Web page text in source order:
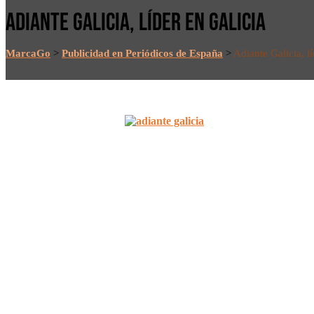
ADIANTE GALICIA, LÍDER EN GALICIA
MarcaGo > Publicidad en Periódicos de España > Adiante Galicia,